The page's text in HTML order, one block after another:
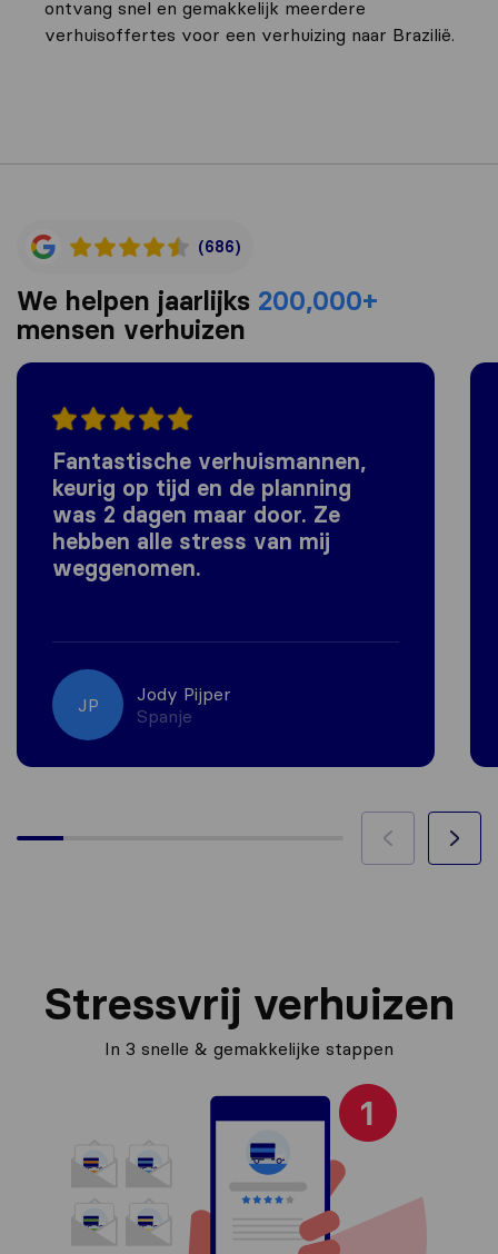
ontvang snel en gemakkelijk meerdere
verhuisoffertes voor een verhuizing naar Brazilië.
(686)
We helpen jaarlijks 200,000+
mensen verhuizen
Fantastische verhuismannen,
keurig op tijd en de planning
was 2 dagen maar door. Ze
hebben alle stress van mij
weggenomen.
JP
Jody Pijper
Spanje
Stressvrij verhuizen
In 3 snelle & gemakkelijke stappen